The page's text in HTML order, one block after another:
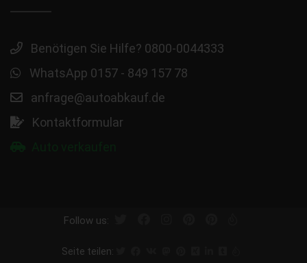
Benötigen Sie Hilfe? 0800-0044333
WhatsApp 0157 - 849 157 78
anfrage@autoabkauf.de
Kontaktformular
Follow us:
Seite teilen: